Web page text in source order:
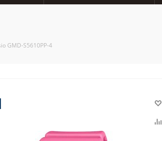
GMD-S5610PP-4